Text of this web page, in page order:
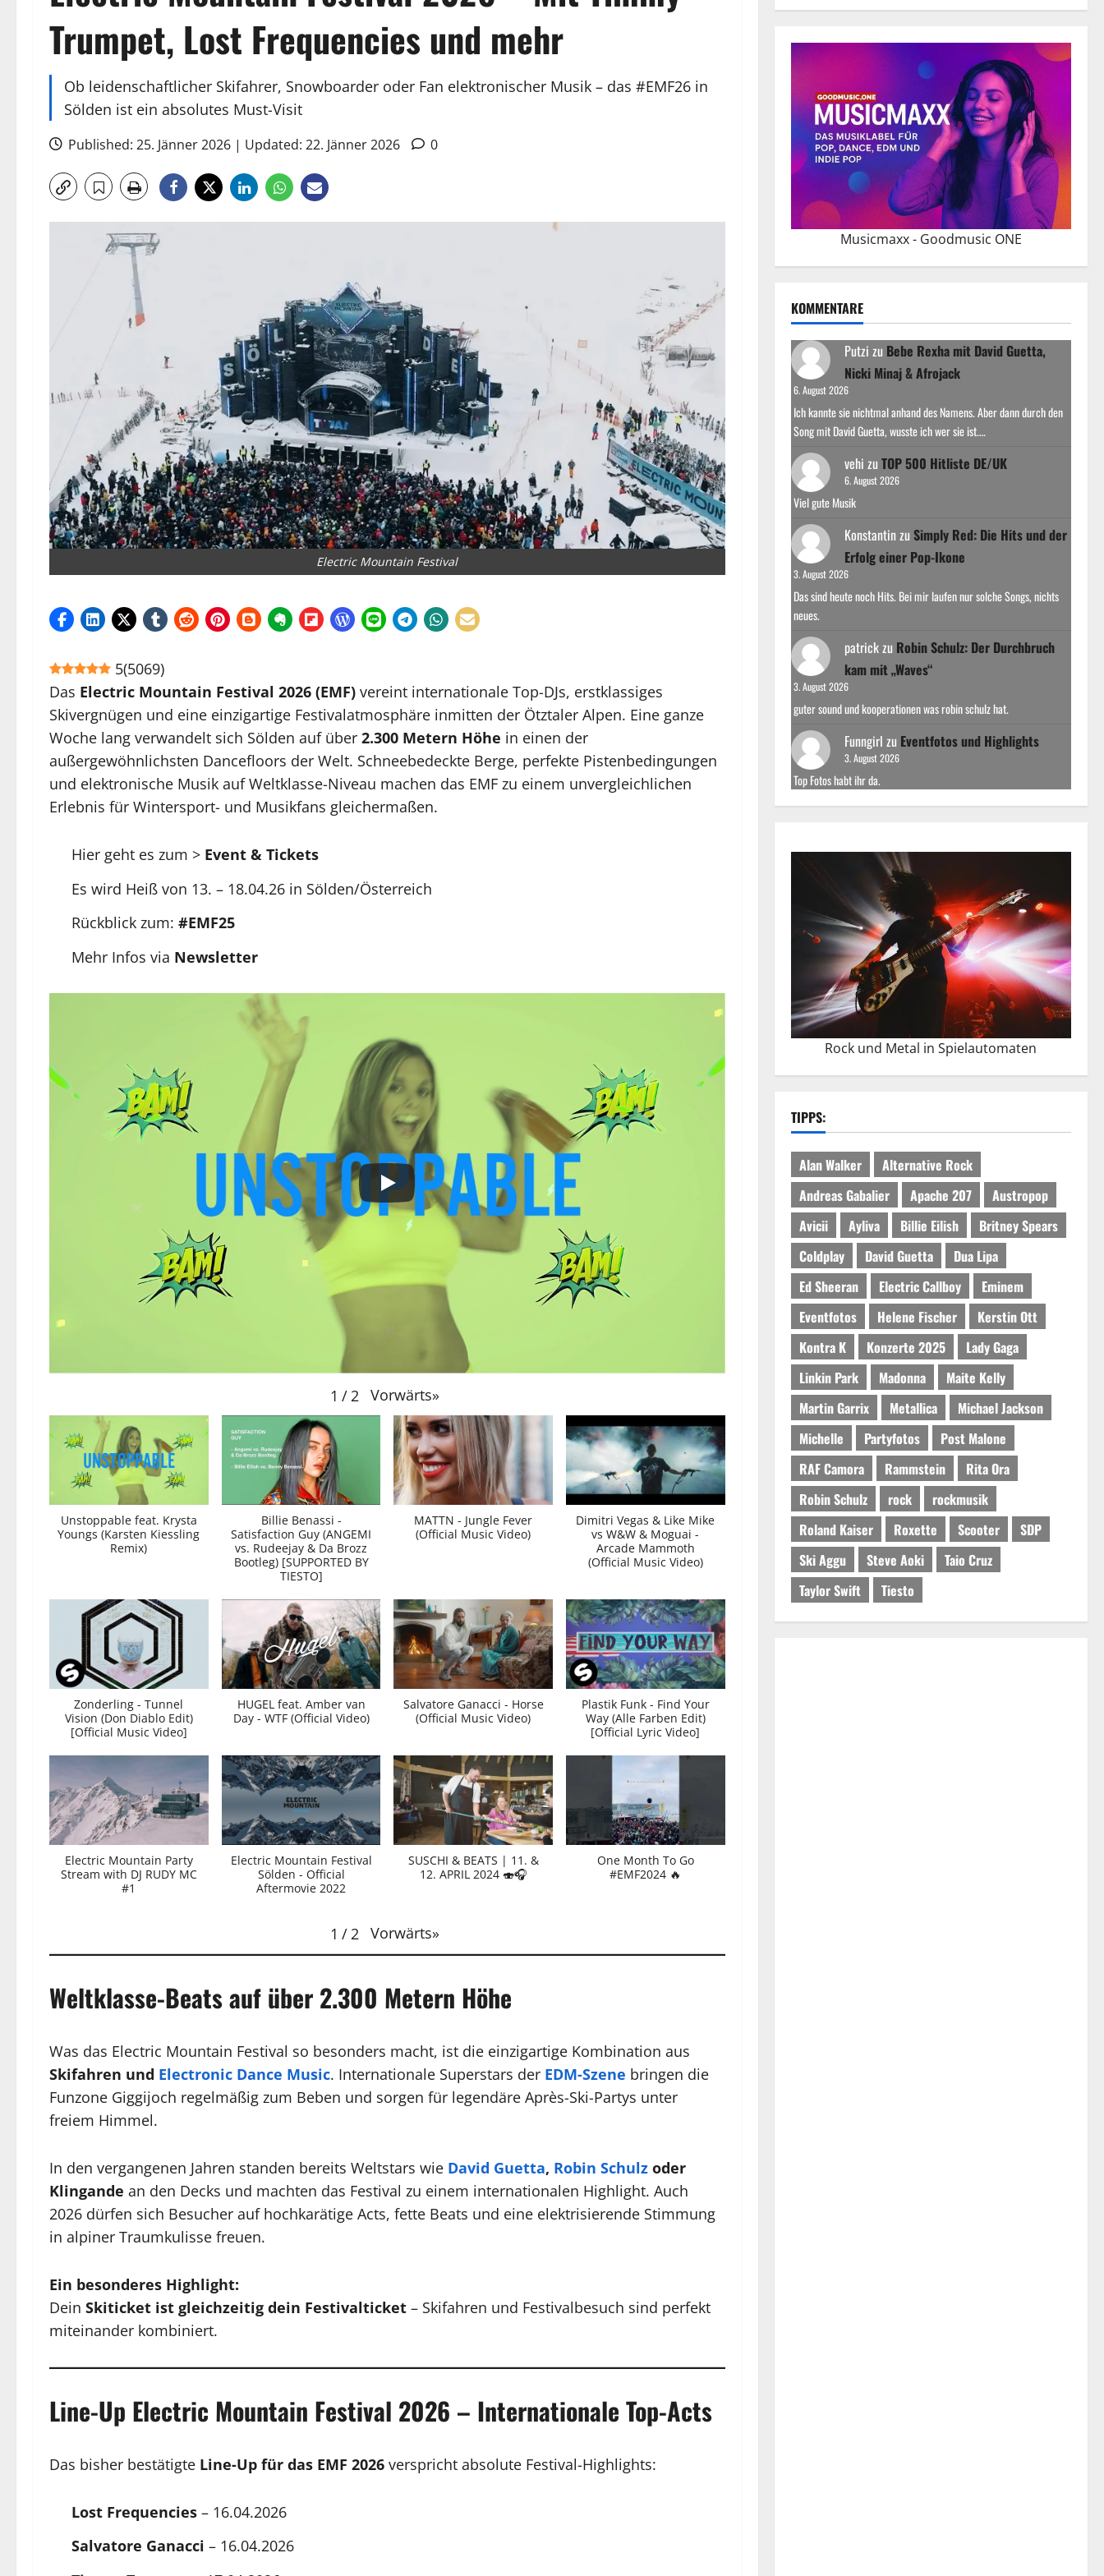
Trumpet, Lost Frequencies und mehr
Ob leidenschaftlicher Skifahrer, Snowboarder oder Fan elektronischer Musik – das #EMF26 in
Sölden ist ein absolutes Must-Visit
Published: 25. Jänner 2026 | Updated: 22. Jänner 2026 0
Electric Mountain Festival
5(5069)
Das Electric Mountain Festival 2026 (EMF) vereint internationale Top-DJs, erstklassiges
Skivergnügen und eine einzigartige Festivalatmosphäre inmitten der Ötztaler Alpen. Eine ganze
Woche lang verwandelt sich Sölden auf über 2.300 Metern Höhe in einen der
außergewöhnlichsten Dancefloors der Welt. Schneebedeckte Berge, perfekte Pistenbedingungen
und elektronische Musik auf Weltklasse-Niveau machen das EMF zu einem unvergleichlichen
Erlebnis für Wintersport- und Musikfans gleichermaßen.
Hier geht es zum > Event & Tickets
Es wird Heiß von 13. – 18.04.26 in Sölden/Österreich
Rückblick zum: #EMF25
Mehr Infos via Newsletter
1 /2 Vorwärts»
Unstoppable feat. Krysta
Youngs (Karsten Kiessling
Remix)
Billie Benassi -
Satisfaction Guy (ANGEMI
vs. Rudeejay & Da Brozz
Bootleg) [SUPPORTED BY
TIESTO]
MATTN - Jungle Fever
(Official Music Video)
Dimitri Vegas & Like Mike
vs W&W & Moguai -
Arcade Mammoth
(Official Music Video)
Zonderling - Tunnel
Vision (Don Diablo Edit)
[Official Music Video]
HUGEL feat. Amber van
Day - WTF (Official Video)
Salvatore Ganacci - Horse
(Official Music Video)
Plastik Funk - Find Your
Way (Alle Farben Edit)
[Official Lyric Video]
Electric Mountain Party
Stream with DJ RUDY MC
#1
Electric Mountain Festival
Sölden - Official
Aftermovie 2022
SUSCHI & BEATS | 11. &
12. APRIL 2024 🍣🎧
One Month To Go
#EMF2024 🔥
1 /2 Vorwärts»
Weltklasse-Beats auf über 2.300 Metern Höhe
Was das Electric Mountain Festival so besonders macht, ist die einzigartige Kombination aus
Skifahren und Electronic Dance Music. Internationale Superstars der EDM-Szene bringen die
Funzone Giggijoch regelmäßig zum Beben und sorgen für legendäre Après-Ski-Partys unter
freiem Himmel.
In den vergangenen Jahren standen bereits Weltstars wie David Guetta, Robin Schulz oder
Klingande an den Decks und machten das Festival zu einem internationalen Highlight. Auch
2026 dürfen sich Besucher auf hochkarätige Acts, fette Beats und eine elektrisierende Stimmung
in alpiner Traumkulisse freuen.
Ein besonderes Highlight:
Dein Skiticket ist gleichzeitig dein Festivalticket – Skifahren und Festivalbesuch sind perfekt
miteinander kombiniert.
Line-Up Electric Mountain Festival 2026 – Internationale Top-Acts
Das bisher bestätigte Line-Up für das EMF 2026 verspricht absolute Festival-Highlights:
Lost Frequencies – 16.04.2026
Salvatore Ganacci – 16.04.2026
Musicmaxx - Goodmusic ONE
KOMMENTARE
Putzi zu Bebe Rexha mit David Guetta,
Nicki Minaj & Afrojack
6. August 2026
Ich kannte sie nichtmal anhand des Namens. Aber dann durch den
Song mit David Guetta, wusste ich wer sie ist.…
vehi zu TOP 500 Hitliste DE/UK
6. August 2026
Viel gute Musik
Konstantinzu Simply Red: Die Hits und der
Erfolg einer Pop-Ikone
3. August 2026
Das sind heute noch Hits. Bei mir laufen nur solche Songs, nichts
neues.
patrickzu Robin Schulz: Der Durchbruch
kam mit „Waves“
3. August 2026
guter sound und kooperationen was robin schulz hat.
Funngirl zu Eventfotos und Highlights
3. August 2026
Top Fotos habt ihr da.
Rock und Metal in Spielautomaten
TIPPS:
Alan Walker
Alternative Rock
Andreas Gabalier
Apache 207
Austropop
Avicii
Ayliva Billie Eilish
Britney Spears
Coldplay
David Guetta
Dua Lipa
Ed Sheeran
Electric Callboy
Eminem
Eventfotos
Helene Fischer
Kerstin Ott
Kontra K
Konzerte 2025
Lady Gaga
Linkin Park
Madonna
Maite Kelly
Martin Garrix
Metallica
Michael Jackson
Michelle
Partyfotos
Post Malone
RAF Camora
Rammstein
Rita Ora
Robin Schulz
rock
rockmusik
Roland Kaiser
Roxette Scooter
SDP
Ski Aggu
Steve Aoki
Taio Cruz
Taylor Swift
Tiesto